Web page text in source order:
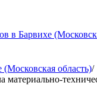
в Барвихе
область)/
материально-